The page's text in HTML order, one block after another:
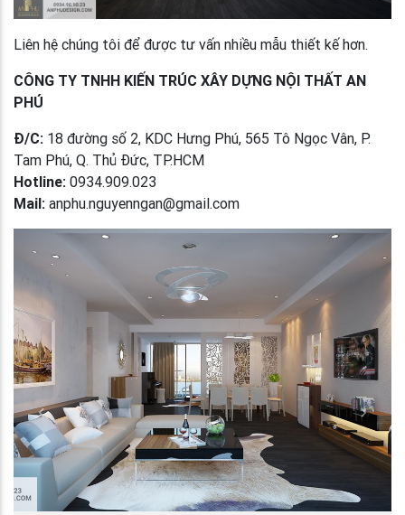
Liên hệ chúng tôi để được tư vấn nhiều mẫu thiết kế hơn.
CÔNG TY TNHH KIẾN TRÚC XÂY DỰNG NỘI THẤT AN
PHÚ
Đ/C: 18 đường số 2, KDC Hưng Phú, 565 Tô Ngọc Vân, P.
Tam Phú, Q. Thủ Đức, TP.HCM
Hotline: 0934.909.023
Mail: anphu.nguyenngan@gmail.com
Previous Next